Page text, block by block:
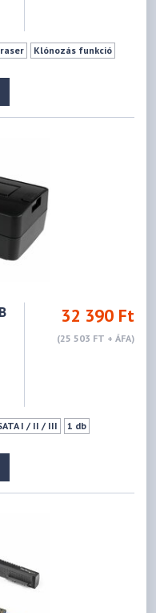
Klónozás funkció
32 390 Ft
(25 503 FT + ÁFA)
I / II / III 1 db